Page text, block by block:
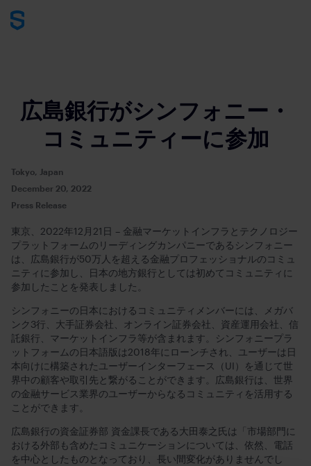
広島銀行がシンフォニー・
コミュニティーに参加
Tokyo, Japan
December 20, 2022
Press Release
東京、2022年12月21日 – 金融マーケットインフラとテクノロジー
プラットフォームのリーディングカンパニーであるシンフォニー
は、広島銀行が50万人を超える金融プロフェッショナルのコミュ
ニティに参加し、日本の地方銀行としては初めてコミュニティに
参加したことを発表しました。
シンフォニーの日本におけるコミュニティメンバーには、メガバ
ンク3行、大手証券会社、オンライン証券会社、資産運用会社、信
託銀行、マーケットインフラ等が含まれます。シンフォニープラ
ットフォームの日本語版は2018年にローンチされ、ユーザーは日
本向けに構築されたユーザーインターフェース（UI）を通じて世
界中の顧客や取引先と繋がることができます。広島銀行は、世界
の金融サービス業界のユーザーからなるコミュニティを活用する
ことができます。
広島銀行の資金証券部 資金課長である大田泰之氏は「市場部門に
おける外部も含めたコミュニケーションについては、依然、電話
を中心としたものとなっており、長い間変化がありませんでし